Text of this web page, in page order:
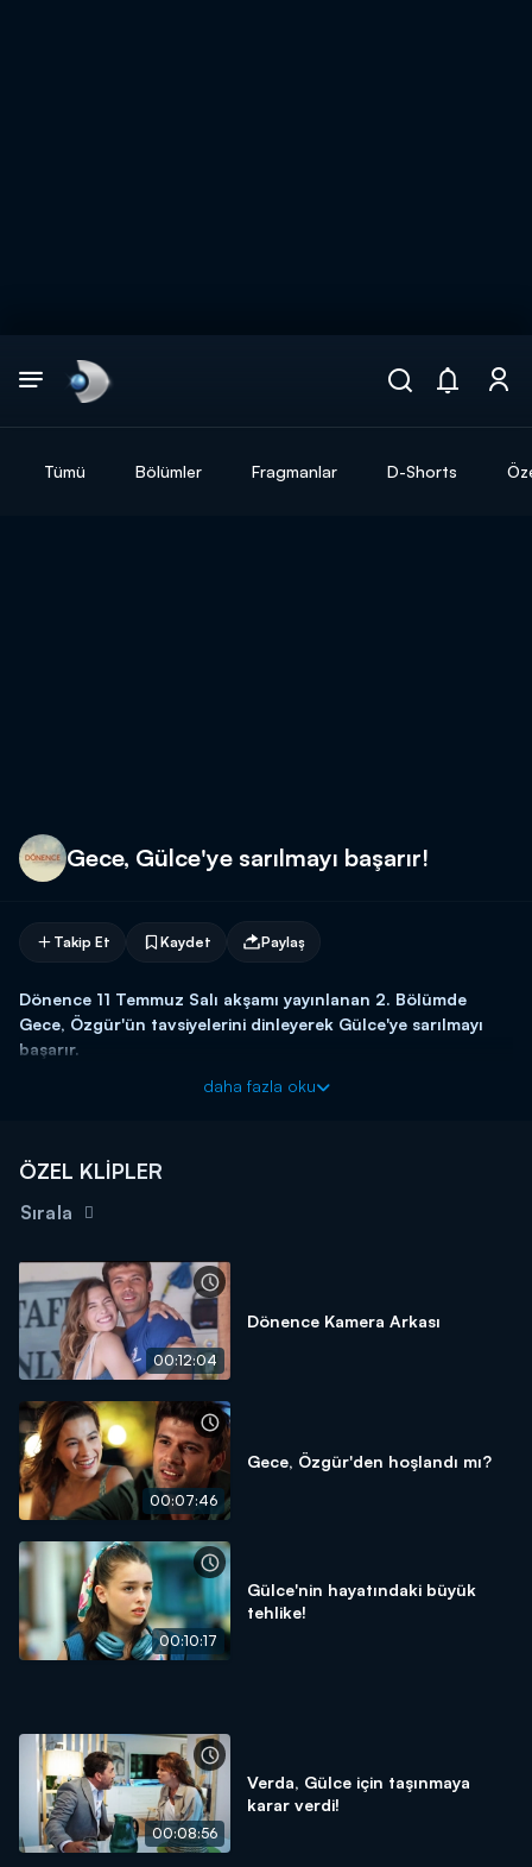
Tümü Bölümler Fragmanlar D-Shorts
Gece, Gülce'ye sarılmayı başarır!
Takip Et Kaydet Paylaş
Dönence 11 Temmuz Salı akşamı yayınlanan 2. Bölümde
Gece, Özgür'ün tavsiyelerini dinleyerek Gülce'ye sarılmayı
başarır.
Gece, arkadaşlarıyla birlikte Gülce'yi bulur. Gülce'nin tedirgin
kez sarılabilmiştir. Bu olay Gece için unutulmaz bir andır ve
Özgür'e teşekkür eder.
Dönence yeni bölümleriyle salı akşamı 20.00'de Kanal D'de!
daha fazla oku
ÖZEL KLİPLER
Sırala
00:12:04
Dönence Kamera Arkası
00:07:46
Gece, Özgür'den hoşlandı mı?
00:10:17
Gülce'nin hayatındaki büyük
tehlike!
00:08:56
Verda, Gülce için taşınmaya
karar verdi!